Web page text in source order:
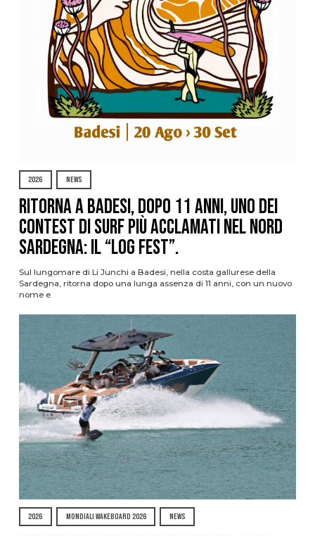
2026 NEWS
Ritorna a Badesi, dopo 11 anni, uno dei
contest di surf più acclamati nel nord
Sardegna: il “Log Fest”.
Sul lungomare di Li Junchi a Badesi, nella costa gallurese della
Sardegna, ritorna dopo una lunga assenza di 11 anni, con un nuovo
nome e
2026 MONDIALI WAKEBOARD 2026 NEWS